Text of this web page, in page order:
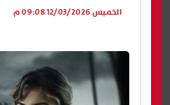
الخميس 12/03/2026 09:08 م